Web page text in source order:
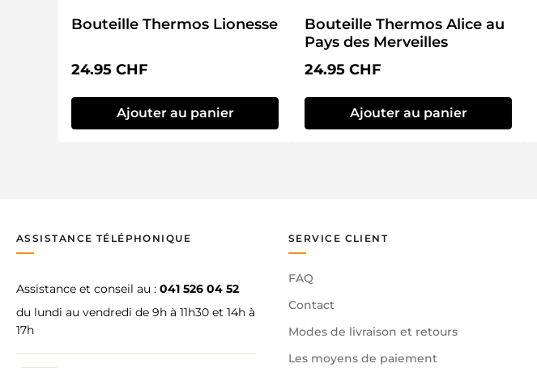
Bouteille Thermos Lionesse
Prix régulier :
24.95 CHF
Ajouter au panier
Bouteille Thermos Alice au
Pays des Merveilles
Prix régulier :
24.95 CHF
Ajouter au panier
ASSISTANCE TÉLÉPHONIQUE
Assistance et conseil au : 041 526 04 52
du lundi au vendredi de 9h à 11h30 et 14h à
17h
SERVICE CLIENT
FAQ
Contact
Modes de livraison et retours
Les moyens de paiement